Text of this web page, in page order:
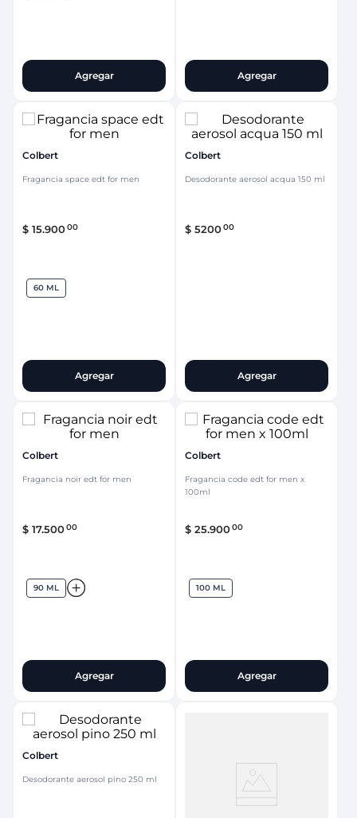
Agregar Agregar
Colbert
Fragancia space edt for men
$ 15.90000
60 ML
Agregar
Colbert
Desodorante aerosol acqua 150 ml
$ 520000
Agregar
Colbert
Fragancia noir edt for men
$ 17.50000
90 ML
Agregar
Colbert
Fragancia code edt for men x
100ml
$ 25.90000
100 ML
Agregar
Colbert
Desodorante aerosol pino 250 ml